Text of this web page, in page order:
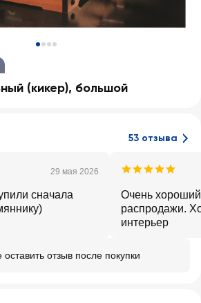
(кикер), большой
53 отзыва
29 мая 2026
сначала
Очень
распродажи.
интерьер
отзыв после покупки